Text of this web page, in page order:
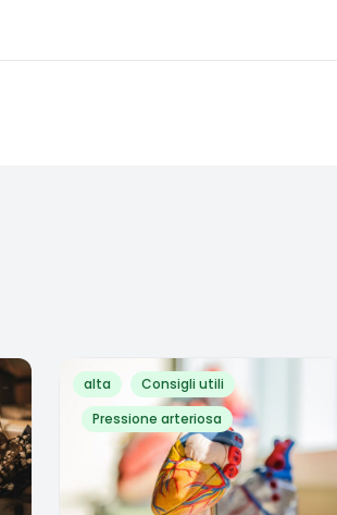
alta
Consigli utili
Pressione arteriosa